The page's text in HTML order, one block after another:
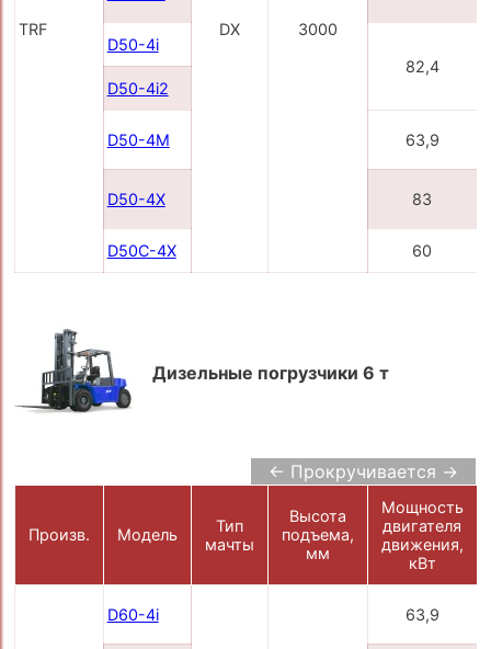
TRF DX 3000
D50-4i
82,4
D50-4i2
D50-4M 63,9
D50-4X 83
D50С-4X 60
Дизельные погрузчики 6 т
← Прокручивается →
Произв. Модель
Тип
мачты
Высота
подъема,
мм
Мощность
двигателя
движения,
кВт
D60-4i 63,9